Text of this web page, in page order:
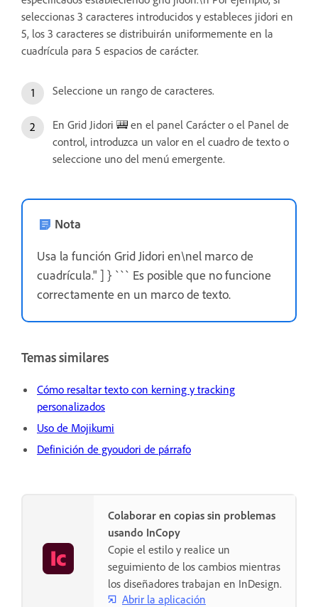
seleccionas 3 caracteres introducidos y estableces jidori en
5, los 3 caracteres se distribuirán uniformemente en la
cuadrícula para 5 espacios de carácter.
Seleccione un rango de caracteres.
En Grid Jidori
en el panel Carácter o el Panel de
control, introduzca un valor en el cuadro de texto o
seleccione uno del menú emergente.
Nota
Usa la función Grid Jidori en\nel marco de
cuadrícula." ] } ``` Es posible que no funcione
correctamente en un marco de texto.
Temas similares
Cómo resaltar texto con kerning y tracking
personalizados
Uso de Mojikumi
Definición de gyoudori de párrafo
Colaborar en copias sin problemas
usando InCopy
Copie el estilo y realice un
seguimiento de los cambios mientras
los diseñadores trabajan en InDesign.
Abrir la aplicación